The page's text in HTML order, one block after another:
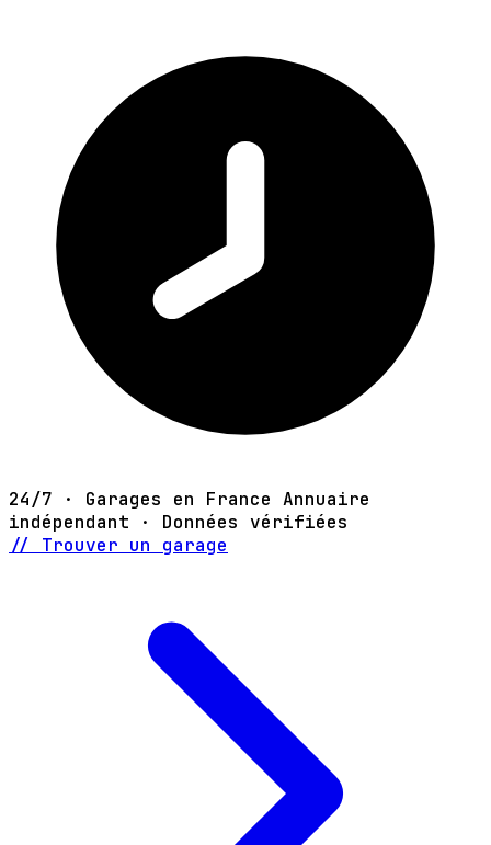
24/7 · Garages en France Annuaire
indépendant · Données vérifiées
// Trouver un garage